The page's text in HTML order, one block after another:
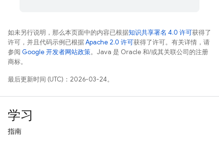
如未另行说明，那么本页面中的内容已根据知识共享署名 4.0 许可获得了
许可，并且代码示例已根据Apache 2.0 许可获得了许可。有关详情，请
参阅 Google 开发者网站政策。Java 是 Oracle 和/或其关联公司的注册
商标。
最后更新时间 (UTC)：2026-03-24。
学习
指南